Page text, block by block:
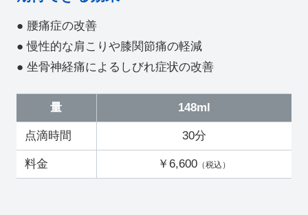
● 腰痛症の改善
● 慢性的な肩こりや膝関節痛の軽減
● 坐骨神経痛によるしびれ症状の改善
量 148ml
点滴時間 30分
料金 ￥6,600 （税込）